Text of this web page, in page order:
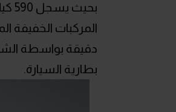
بطارية السيارة.